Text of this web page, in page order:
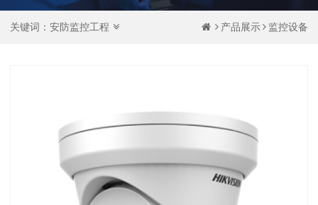
关键词： 安防监控工程 产品展示 监控设备